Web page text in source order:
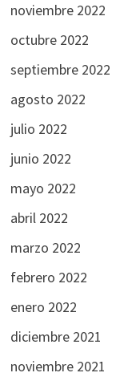
noviembre 2022
octubre 2022
septiembre 2022
agosto 2022
julio 2022
junio 2022
mayo 2022
abril 2022
marzo 2022
febrero 2022
enero 2022
diciembre 2021
noviembre 2021